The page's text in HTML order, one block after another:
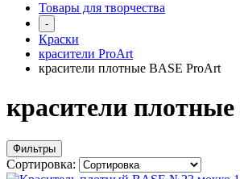
Товары для творчества
-
Краски
красители ProArt
красители плотные BASE ProArt
красители
Фильтры
Сортировка: